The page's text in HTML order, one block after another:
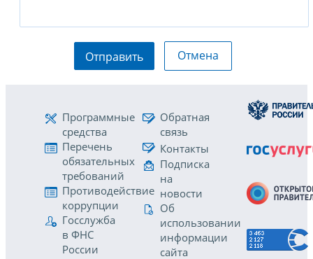
Отправить Отмена
Программные
средства
Перечень
обязательных
требований
Противодействие
коррупции
Госслужба
в ФНС
России
Обратная
связь
Контакты
Подписка
на
новости
Об
использовании
информации
сайта